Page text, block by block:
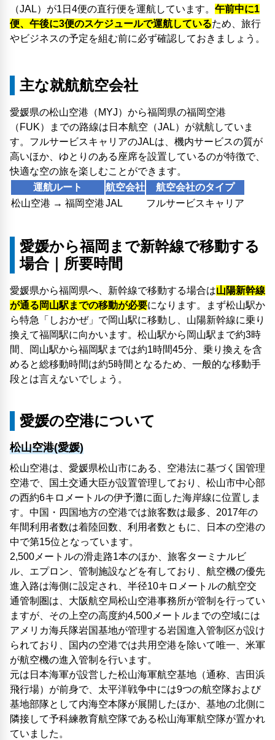
（JAL）が1日4便の直行便を運航しています。 午前中に1
便、午後に3便のスケジュールで運航しているため、旅行
やビジネスの予定を組む前に必ず確認しておきましょう。
主な就航航空会社
愛媛県の松山空港（MYJ）から福岡県の福岡空港
（FUK）までの路線は日本航空（JAL）が就航していま
す。フルサービスキャリアのJALは、機内サービスの質が
高いほか、ゆとりのある座席を設置しているのが特徴で、
快適な空の旅を楽しむことができます。
運航ルート
航空会社
航空会社のタイプ
松山空港 → 福岡空港JAL フルサービスキャリア
愛媛から福岡まで新幹線で移動する
場合｜所要時間
愛媛県から福岡県へ、新幹線で移動する場合は山陽新幹線
が通る岡山駅までの移動が必要になります。まず松山駅か
ら特急「しおかぜ」で岡山駅に移動し、山陽新幹線に乗り
換えて福岡駅に向かいます。松山駅から岡山駅まで約3時
間、岡山駅から福岡駅までは約1時間45分、乗り換えを含
めると総移動時間は約5時間となるため、一般的な移動手
段とは言えないでしょう。
愛媛の空港について
松山空港(愛媛)
松山空港は、愛媛県松山市にある、空港法に基づく国管理
空港で、国土交通大臣が設置管理しており、松山市中心部
の西約6キロメートルの伊予灘に面した海岸線に位置しま
す。中国・四国地方の空港では旅客数は最多、2017年の
年間利用者数は着陸回数、利用者数ともに、日本の空港の
中で第15位となっています。
2,500メートルの滑走路1本のほか、旅客ターミナルビ
ル、エプロン、管制施設などを有しており、航空機の優先
進入路は海側に設定され、半径10キロメートルの航空交
通管制圏は、大阪航空局松山空港事務所が管制を行ってい
ますが、その上空の高度約4,500メートルまでの空域には
アメリカ海兵隊岩国基地が管理する岩国進入管制区が設け
られており、国内の空港では共用空港を除いて唯一、米軍
が航空機の進入管制を行います。
元は日本海軍が設営した松山海軍航空基地（通称、吉田浜
飛行場）が前身で、太平洋戦争中には9つの航空隊および
基地部隊として内海空本隊が展開したほか、基地の北側に
隣接して予科練教育航空隊である松山海軍航空隊が置かれ
ていました。